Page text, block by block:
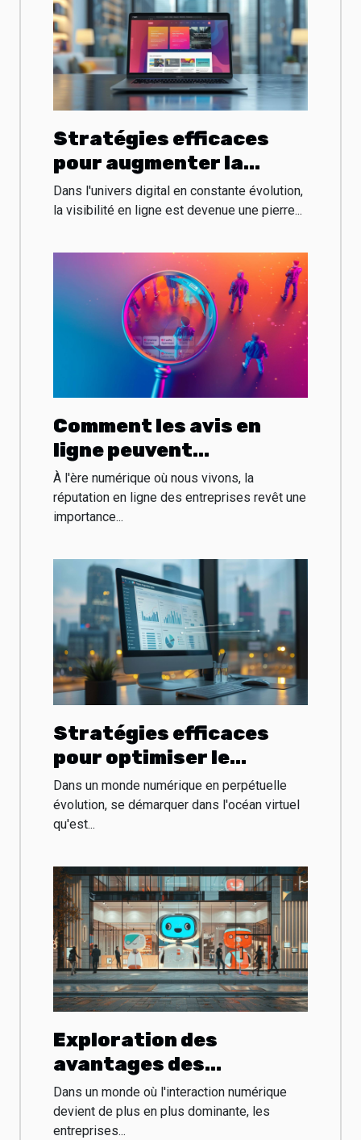
Stratégies efficaces
pour augmenter la
visibilité en ligne de
votre entreprise
Dans l'univers digital en constante évolution,
la visibilité en ligne est devenue une pierre...
Comment les avis en
ligne peuvent
transformer la visibilité
des entreprises
À l'ère numérique où nous vivons, la
réputation en ligne des entreprises revêt une
importance...
Stratégies efficaces
pour optimiser le
référencement de votre
site d'entreprise
Dans un monde numérique en perpétuelle
évolution, se démarquer dans l'océan virtuel
qu'est...
Exploration des
avantages des
boutiques de chatbots
pour les entreprises
Dans un monde où l'interaction numérique
devient de plus en plus dominante, les
entreprises...